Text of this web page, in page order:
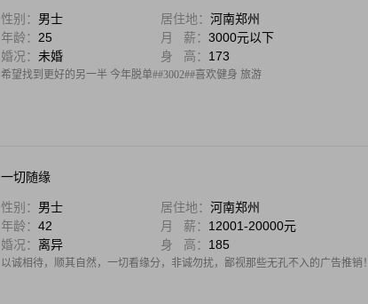
性别： 男士 居住地： 河南郑州
年龄： 25 月 薪： 3000元以下
婚况： 未婚 身 高： 173
希望找到更好的另一半 今年脱单##3002##喜欢健身 旅游
一切随缘
性别： 男士 居住地： 河南郑州
年龄： 42 月 薪： 12001-20000元
婚况： 离异 身 高： 185
以诚相待，顺其自然，一切看缘分，非诚勿扰，鄙视那些无孔不入的广告推销！